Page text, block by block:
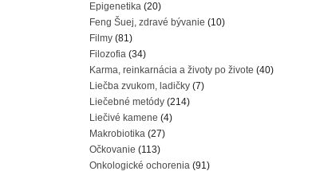
Epigenetika (20)
Feng Šuej, zdravé bývanie (10)
Filmy (81)
Filozofia (34)
Karma, reinkarnácia a životy po živote (40)
Liečba zvukom, ladičky (7)
Liečebné metódy (214)
Liečivé kamene (4)
Makrobiotika (27)
Očkovanie (113)
Onkologické ochorenia (91)